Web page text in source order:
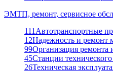
ЭМТП, ремонт, сервисное
111 Автотранспортные
12Надежность и ремонт
99Организация ремонта
45Станции
26Техническая